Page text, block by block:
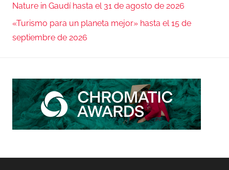
Nature in Gaudí hasta el 31 de agosto de 2026
«Turismo para un planeta mejor» hasta el 15 de
septiembre de 2026